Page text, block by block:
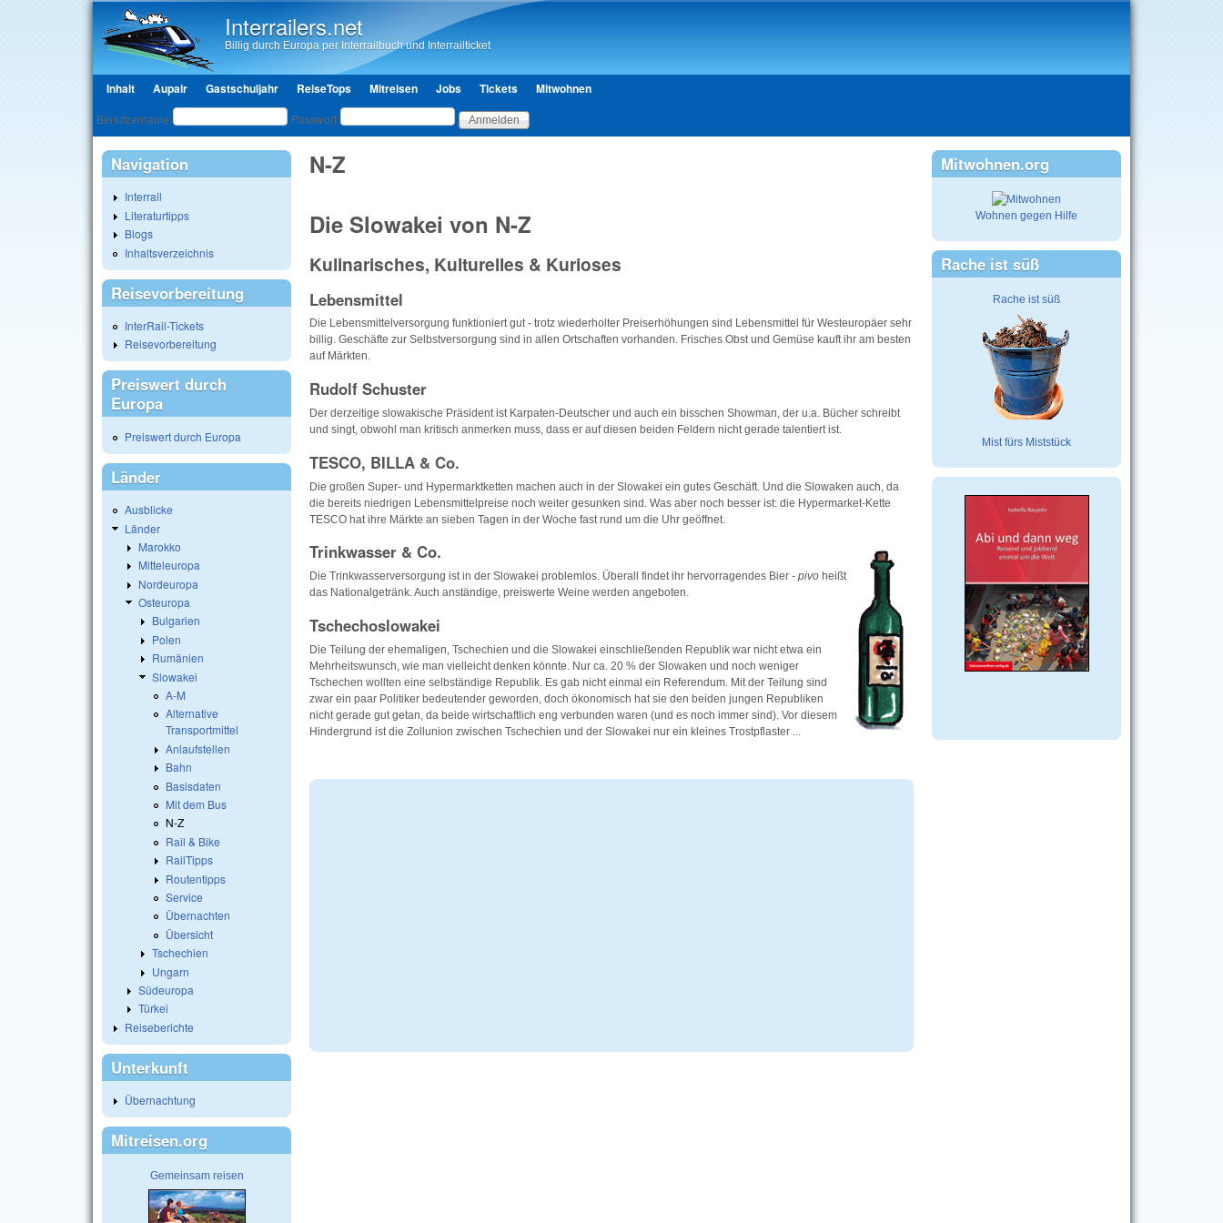
Interrailers.net
Billig durch Europa per Interrailbuch und Interrailticket
Hauptmenü
Inhalt Aupair Gastschuljahr ReiseTops Mitreisen Jobs Tickets Mitwohnen
Benutzeranmeldung
Benutzername Passwort
N-Z
Die Slowakei von N-Z
Kulinarisches, Kulturelles & Kurioses
Lebensmittel
Die Lebensmittelversorgung funktioniert gut - trotz wiederholter Preiserhöhungen sind Lebensmittel für Westeuropäer sehr
billig. Geschäfte zur Selbstversorgung sind in allen Ortschaften vorhanden. Frisches Obst und Gemüse kauft ihr am besten
auf Märkten.
Rudolf Schuster
Der derzeitige slowakische Präsident ist Karpaten-Deutscher und auch ein bisschen Showman, der u.a. Bücher schreibt
und singt, obwohl man kritisch anmerken muss, dass er auf diesen beiden Feldern nicht gerade talentiert ist.
TESCO, BILLA & Co.
Die großen Super- und Hypermarktketten machen auch in der Slowakei ein gutes Geschäft. Und die Slowaken auch, da
die bereits niedrigen Lebensmittelpreise noch weiter gesunken sind. Was aber noch besser ist: die Hypermarket-Kette
TESCO hat ihre Märkte an sieben Tagen in der Woche fast rund um die Uhr geöffnet.
Trinkwasser & Co.
Die Trinkwasserversorgung ist in der Slowakei problemlos. Überall findet ihr hervorragendes Bier - pivo heißt
das Nationalgetränk. Auch anständige, preiswerte Weine werden angeboten.
Tschechoslowakei
Die Teilung der ehemaligen, Tschechien und die Slowakei einschließenden Republik war nicht etwa ein
Mehrheitswunsch, wie man vielleicht denken könnte. Nur ca. 20 % der Slowaken und noch weniger
Tschechen wollten eine selbständige Republik. Es gab nicht einmal ein Referendum. Mit der Teilung sind
zwar ein paar Politiker bedeutender geworden, doch ökonomisch hat sie den beiden jungen Republiken
nicht gerade gut getan, da beide wirtschaftlich eng verbunden waren (und es noch immer sind). Vor diesem
Hindergrund ist die Zollunion zwischen Tschechien und der Slowakei nur ein kleines Trostpflaster ...
Navigation
Interrail
Literaturtipps
Blogs
Inhaltsverzeichnis
Reisevorbereitung
InterRail-Tickets
Reisevorbereitung
Preiswert durch
Europa
Preiswert durch Europa
Länder
Ausblicke
Länder
Marokko
Mitteleuropa
Nordeuropa
Osteuropa
Bulgarien
Polen
Rumänien
Slowakei
A-M
Alternative
Transportmittel
Anlaufstellen
Bahn
Basisdaten
Mit dem Bus
N-Z
Rail & Bike
RailTipps
Routentipps
Service
Übernachten
Übersicht
Tschechien
Ungarn
Südeuropa
Türkei
Reiseberichte
Unterkunft
Übernachtung
Mitreisen.org
Gemeinsam reisen
Mitwohnen.org
Wohnen gegen Hilfe
Rache ist süß
Rache ist süß
Mist fürs Miststück